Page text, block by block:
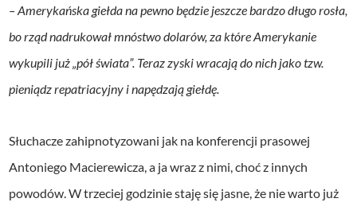
– Amerykańska giełda na pewno będzie jeszcze bardzo długo rosła,
bo rząd nadrukował mnóstwo dolarów, za które Amerykanie
wykupili już „pół świata”. Teraz zyski wracają do nich jako tzw.
pieniądz repatriacyjny i napędzają giełdę.
Słuchacze zahipnotyzowani jak na konferencji prasowej
Antoniego Macierewicza, a ja wraz z nimi, choć z innych
powodów. W trzeciej godzinie staję się jasne, że nie warto już